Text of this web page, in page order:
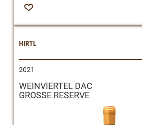
Zur
HIRTL
2021
WEINVIERTEL DAC
GROSSE RESERVE